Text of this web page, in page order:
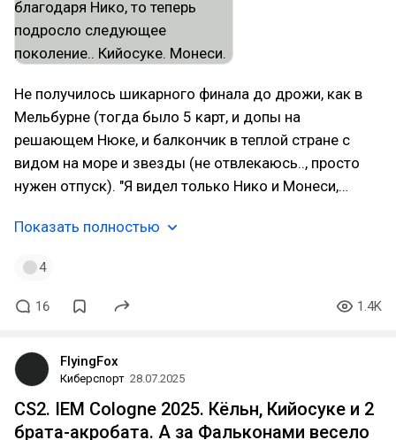
Не получилось шикарного финала до дрожи, как в
Мельбурне (тогда было 5 карт, и допы на
решающем Нюке, и балкончик в теплой стране с
видом на море и звезды (не отвлекаюсь.., просто
нужен отпуск). "Я видел только Нико и Монеси,…
Показать полностью
4
16 1.4K
FlyingFox
Киберспорт 28.07.2025
CS2. IEM Cologne 2025. Кёльн, Кийосуке и 2
брата-акробата. А за Фальконами весело